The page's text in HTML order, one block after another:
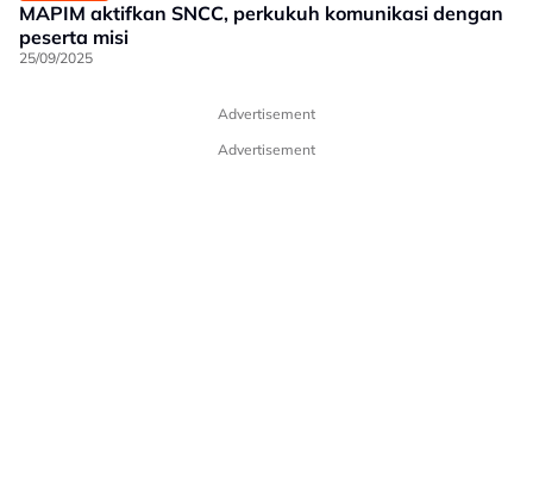
MAPIM aktifkan SNCC, perkukuh komunikasi dengan
peserta misi
25/09/2025
Advertisement
Advertisement